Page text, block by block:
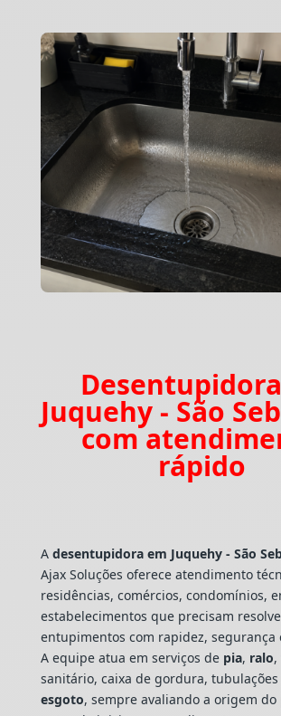
Juquehy - São
com
rápido
A desentupidora em Juquehy - São
Ajax Soluções oferece atendimento
residências, comércios, condomínios,
estabelecimentos que precisam
entupimentos com rapidez, segurança
A equipe atua em serviços de pia, ralo,
sanitário, caixa de gordura,
esgoto, sempre avaliando a origem